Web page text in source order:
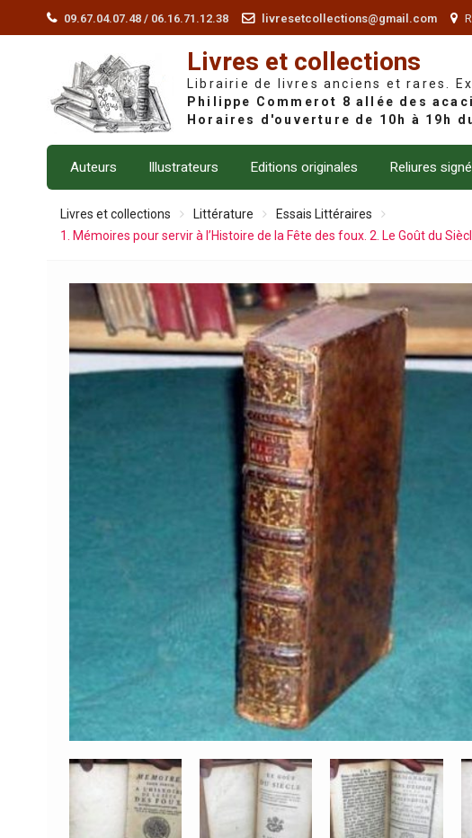
09.67.04.07.48 / 06.16.71.12.38 livresetcollections@gmail.com
Livres et collections
Librairie de livres anciens et rares.
Auteurs Illustrateurs Editions originales Reliures
Livres et collections Littérature
Essais Littéraires
1. Mémoires pour servir à l’Histoire de la Fête des foux. 2. Le Goût du